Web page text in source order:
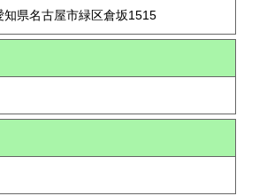
県名古屋市緑区倉坂1515